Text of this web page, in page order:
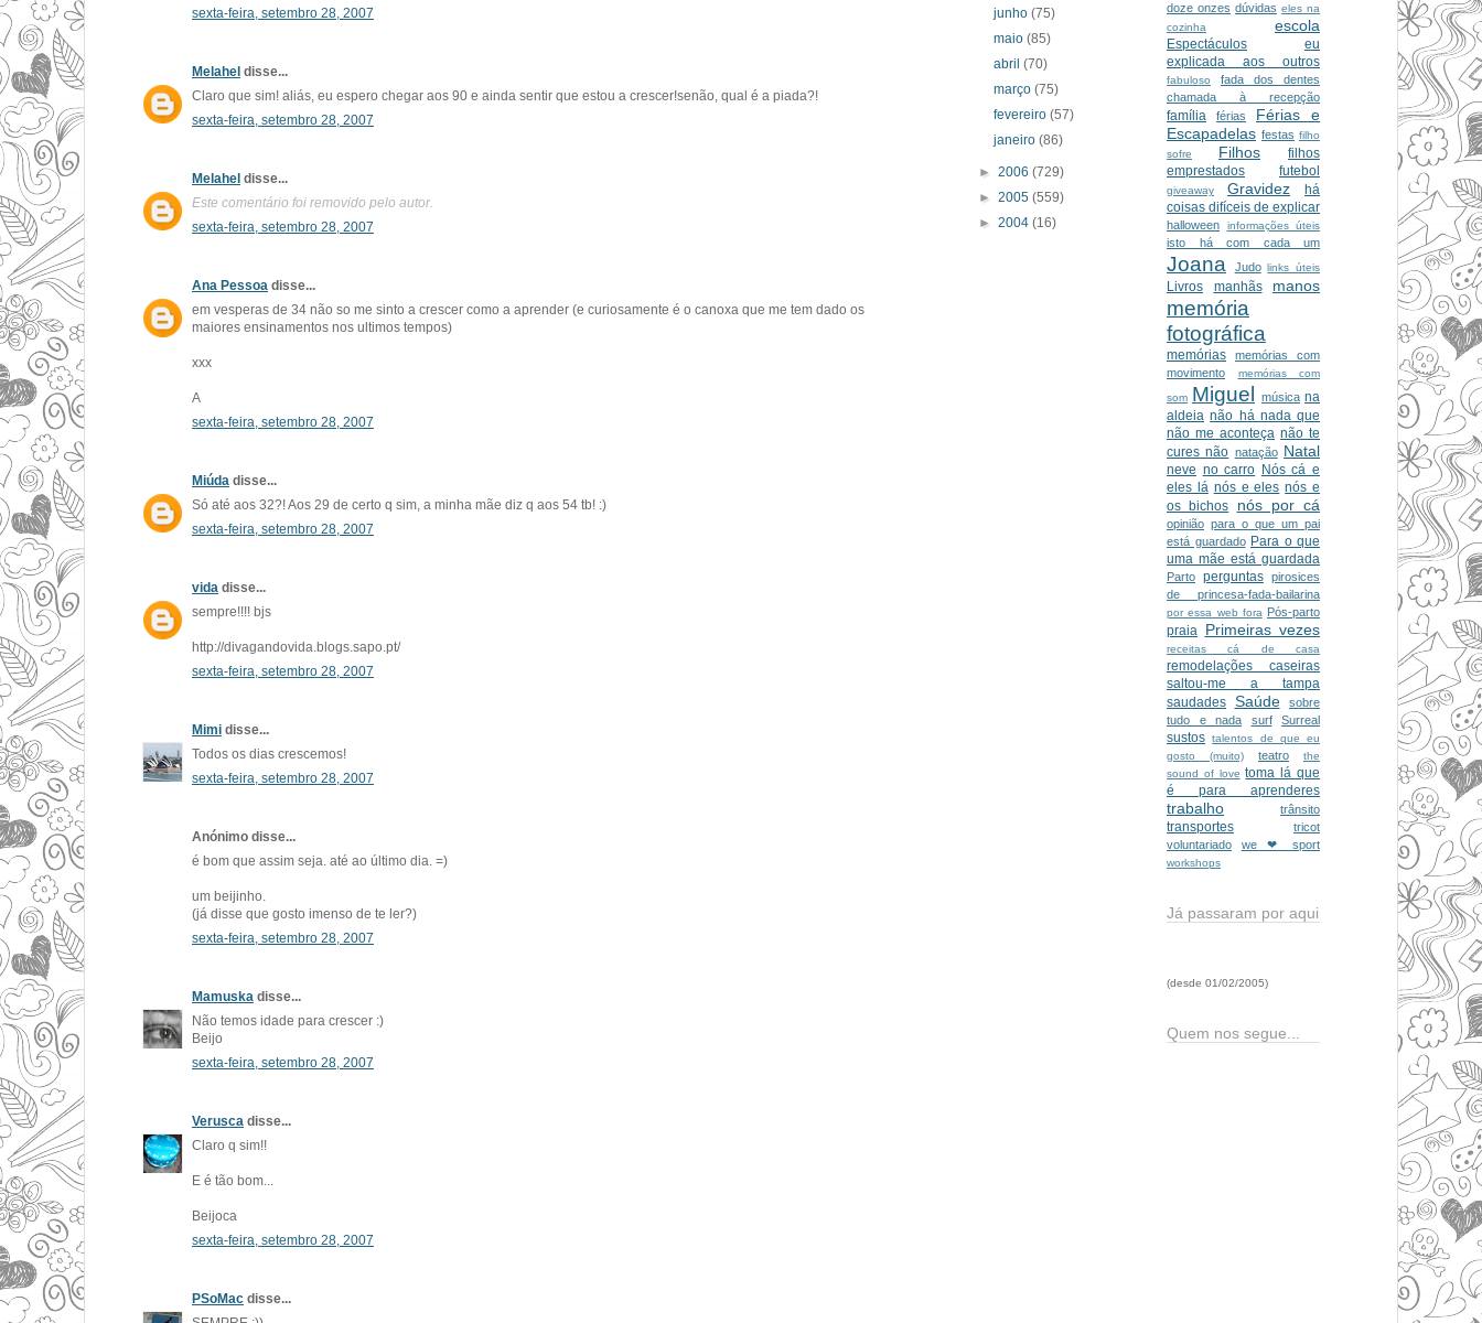
sexta-feira, setembro 28, 2007
Melahel disse...
Claro que sim! aliás, eu espero chegar aos 90 e ainda sentir que estou a crescer!senão, qual é a piada?!
sexta-feira, setembro 28, 2007
Melahel disse...
Este comentário foi removido pelo autor.
sexta-feira, setembro 28, 2007
Ana Pessoa disse...
em vesperas de 34 não so me sinto a crescer como a aprender (e curiosamente é o canoxa que me tem dado os
maiores ensinamentos nos ultimos tempos)
xxx
A
sexta-feira, setembro 28, 2007
Miúda disse...
Só até aos 32?! Aos 29 de certo q sim, a minha mãe diz q aos 54 tb! :)
sexta-feira, setembro 28, 2007
vida disse...
sempre!!!! bjs
http://divagandovida.blogs.sapo.pt/
sexta-feira, setembro 28, 2007
Mimi disse...
Todos os dias crescemos!
sexta-feira, setembro 28, 2007
Anónimo disse...
é bom que assim seja. até ao último dia. =)
um beijinho.
(já disse que gosto imenso de te ler?)
sexta-feira, setembro 28, 2007
Mamuska disse...
Não temos idade para crescer :)
Beijo
sexta-feira, setembro 28, 2007
Verusca disse...
Claro q sim!!
E é tão bom...
Beijoca
sexta-feira, setembro 28, 2007
PSoMac disse...
junho(75)
maio(85)
abril(70)
março(75)
fevereiro(57)
janeiro(86)
► 2006 (729)
► 2005 (559)
► 2004 (16)
doze onzes dúvidas eles na
cozinha
escola
Espectáculos
eu
explicada aos outros
fabuloso
fada dos dentes
chamada à recepção
família férias
Férias e
Escapadelas festas filho
sofre
Filhos
filhos
emprestados
futebol
giveaway Gravidez
há
coisas difíceis de explicar
halloween informações úteis
isto há com cada um
Joana Judo links úteis
Livros manhãs manos
memória
fotográfica
memórias
memórias com
movimento
memórias com
som Miguel música na
aldeia não há nada que
não me aconteça não te
cures não natação Natal
neve no carro Nós cá e
eles lá nós e eles nós e
os bichos
nós por cá
opinião para o que um pai
está guardado Para o que
uma mãe está guardada
Parto perguntas pirosices
de princesa-fada-bailarina
por essa web fora Pós-parto
praia Primeiras vezes
receitas cá de casa
remodelações caseiras
saltou-me a tampa
saudades Saúde
sobre
tudo e nada
surf Surreal
sustos talentos de que eu
gosto (muito)
teatro
the
sound of love toma lá que
é para aprenderes
trabalho trânsito
transportes
tricot
voluntariado
we ❤ sport
workshops
Já passaram por aqui
(desde 01/02/2005)
Quem nos segue...